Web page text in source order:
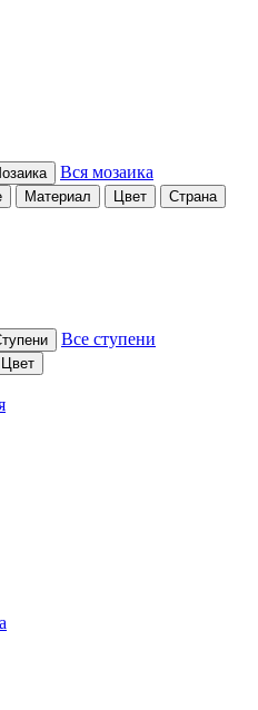
Вся мозаика
Материал Цвет Страна
Все ступени
Цвет